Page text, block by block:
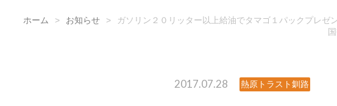
ホーム > お知らせ >
ガソリン２０リッター以上給油でタマゴ１パックプレゼ
2017.07.28 熱原トラスト釧路